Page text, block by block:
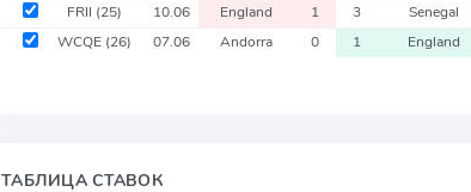
FRII (25) 10.06 England 1 3 Senegal
WCQE (26) 07.06 Andorra 0 1 England
ТАБЛИЦА СТАВОК